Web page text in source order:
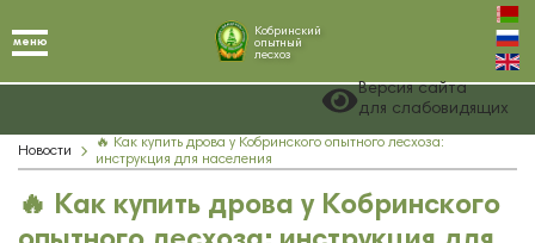
Кобринский
опытный
лесхоз
Версия сайта
для слабовидящих
меню
Новости
🔥 Как купить дрова у Кобринского опытного лесхоза:
инструкция для населения
🔥 Как купить дрова у Кобринского